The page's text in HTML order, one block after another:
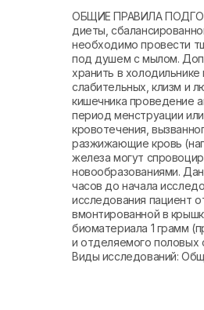
ОБЩИЕ ПРАВИЛА
диеты,
необходимо провести
под душем с мылом.
хранить в
слабительных, клизм и
кишечника проведение
период менструации
кровотечения,
разжижающие кровь
железа могут
новообразованиями.
часов до начала
исследования пациент
вмонтированной в
биоматериала 1 грамм
и отделяемого половых
Виды исследований: